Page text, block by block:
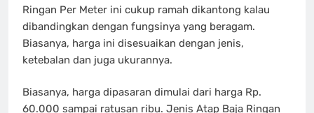
Ringan Per Meter ini cukup ramah dikantong kalau
dibandingkan dengan fungsinya yang beragam.
Biasanya, harga ini disesuaikan dengan jenis,
ketebalan dan juga ukurannya.
Biasanya, harga dipasaran dimulai dari harga Rp.
60.000 sampai ratusan ribu. Jenis Atap Baja Ringan